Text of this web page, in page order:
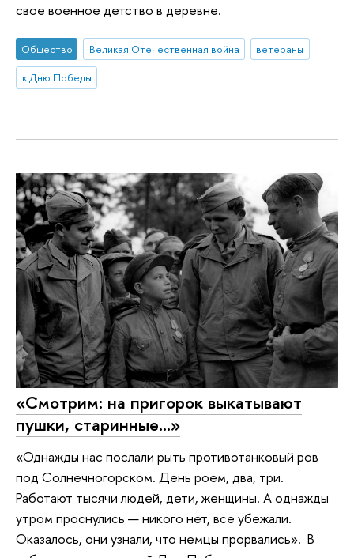
свое военное детство в деревне.
Общество Великая Отечественная война
ветераны
к Дню Победы
«Смотрим: на пригорок выкатывают
пушки, старинные…»
«Однажды нас послали рыть противотанковый ров
под Солнечногорском. День роем, два, три.
Работают тысячи людей, дети, женщины. А однажды
утром проснулись — никого нет, все убежали.
Оказалось, они узнали, что немцы прорвались». В